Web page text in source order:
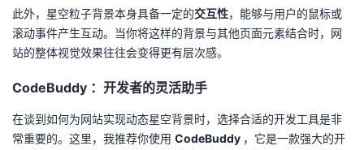
动
关
注
的
开
发
我
的
Programs
我
的
此外，星空粒子背景本身具备一定的交互性，能够与用户的鼠标或
滚动事件产生互动。当你将这样的背景与其他页面元素结合时，网
站的整体视觉效果往往会变得更有层次感。
CodeBuddy ：开发者的灵活助手
在谈到如何为网站实现动态星空背景时，选择合适的开发工具是非
常重要的。这里，我推荐你使用 CodeBuddy ，它是一款强大的开